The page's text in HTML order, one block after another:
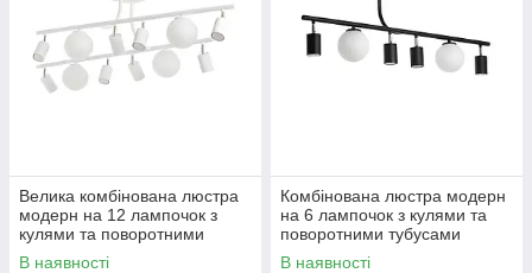
Велика комбінована люстра
модерн на 12 лампочок з
кулями та поворотними
тубусами
В наявності
Комбінована люстра модерн
на 6 лампочок з кулями та
поворотними тубусами
В наявності